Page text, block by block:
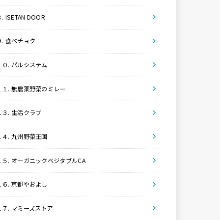
. ISETAN DOOR
. 食べチョク
０. パルシステム
１. 無農薬野菜のミレー
３. 生活クラブ
４. 九州野菜王国
５. オーガニックベジタブルCA
６. 京都やおよし
７. マミーズストア